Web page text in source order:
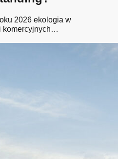
2026 ekologia w
komercyjnych…